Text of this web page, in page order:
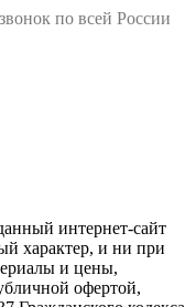
по всей России
интернет-сайт
характер, и ни при
и цены,
офертой,